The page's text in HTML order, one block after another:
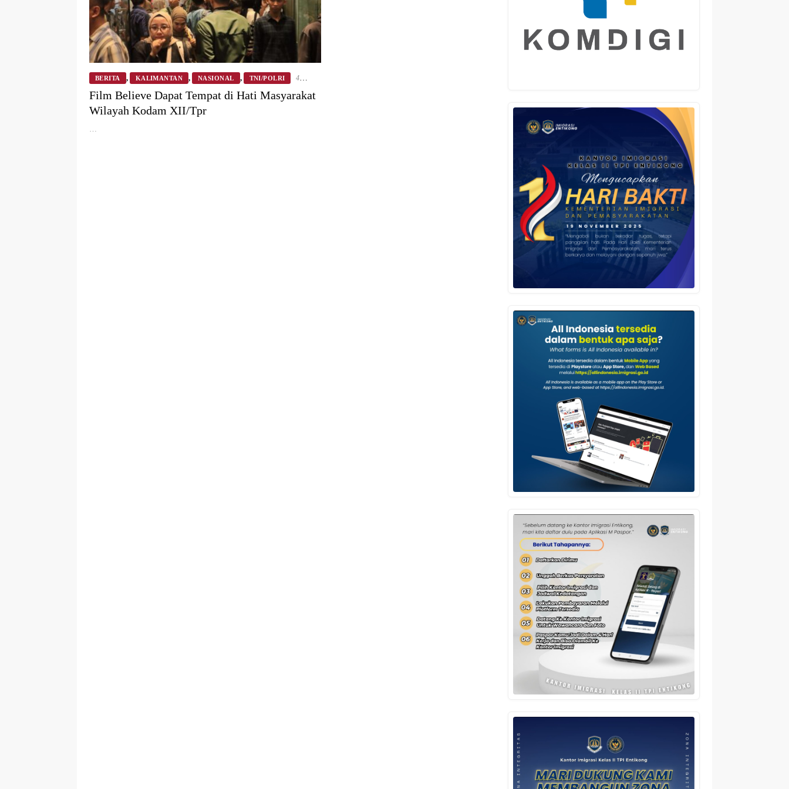
BERITA , KALIMANTAN , NASIONAL , TNI/POLRI
4
Agustus 2025
Film Believe Dapat Tempat di Hati Masyarakat
Wilayah Kodam XII/Tpr
…